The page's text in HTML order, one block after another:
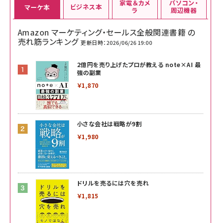
マーケ本
Amazon マーケティング・セールス全般関連書籍 の
売れ筋ランキング 更新日時：2026/06/26 19:00
2億円を売り上げたプロが教える note×AI 最
強の副業
￥1,870
小さな会社は戦略が9割
￥1,980
ドリルを売るには穴を売れ
￥1,815
ビジネス本 家電＆カメ
ラ
パソコン・
周辺機器